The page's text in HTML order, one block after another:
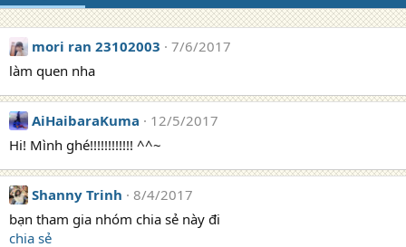
mori ran 23102003
7/6/2017
làm quen nha
AiHaibaraKuma
12/5/2017
Hi! Mình ghé!!!!!!!!!!!! ^^~
Shanny Trinh
8/4/2017
bạn tham gia nhóm chia sẻ này đi
chia sẻ